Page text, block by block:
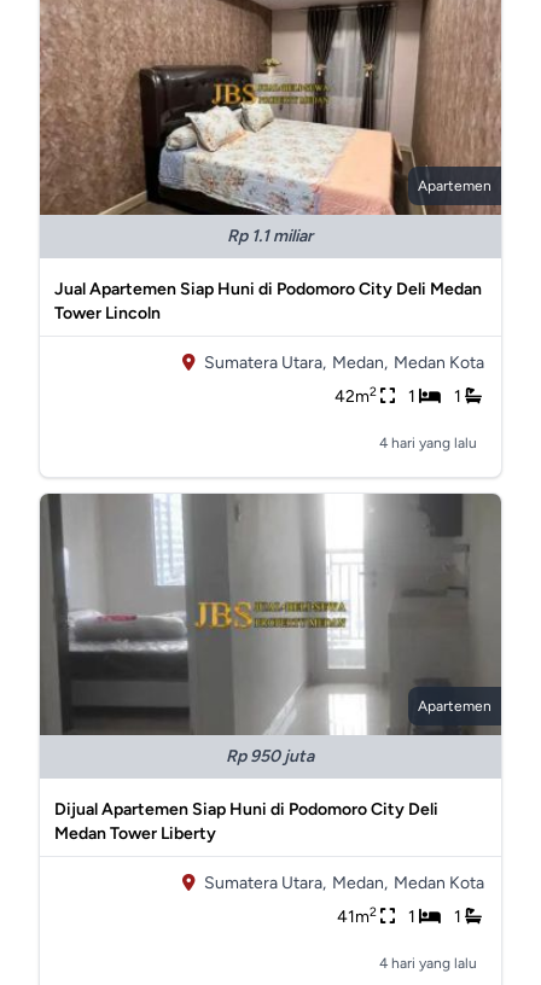
Apartemen
Rp 1.1 miliar
Jual Apartemen Siap Huni di Podomoro City Deli Medan
Tower Lincoln
Sumatera Utara, Medan, Medan Kota
42m2 1 1
4 hari yang lalu
Apartemen
Rp 950 juta
Dijual Apartemen Siap Huni di Podomoro City Deli
Medan Tower Liberty
Sumatera Utara, Medan, Medan Kota
41m2 1 1
4 hari yang lalu